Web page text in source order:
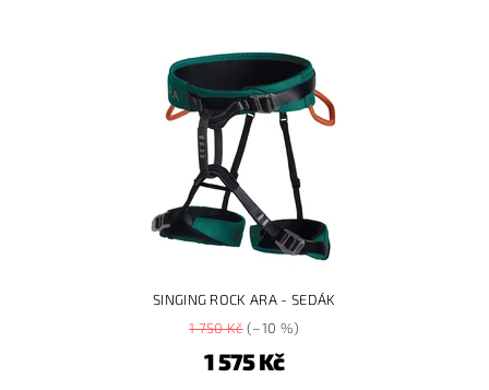
SINGING ROCK ARA - SEDÁK
1 750 Kč(–10 %)
1 575 Kč